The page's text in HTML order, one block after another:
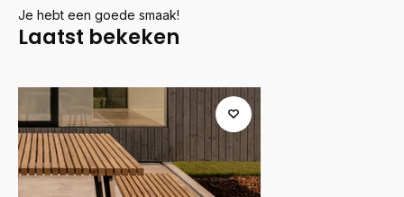
Je hebt een goede smaak!
Laatst bekeken